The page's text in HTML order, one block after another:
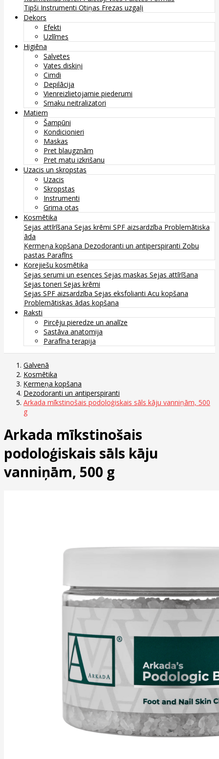
Tipši Instrumenti Otiņas Frezas uzgaļi
Dekors
Efekti
Uzlīmes
Higiēna
Salvetes
Vates diskiņi
Cimdi
Depilācija
Vienreizlietojamie piederumi
Smaku neitralizatori
Matiem
Šampūni
Kondicionieri
Maskas
Pret blaugznām
Pret matu izkrišanu
Uzacis un skropstas
Uzacis
Skropstas
Instrumenti
Grima otas
Kosmētika
Sejas attīrīšana Sejas krēmi SPF aizsardzība Problemātiska
āda
Ķermeņa kopšana Dezodoranti un antiperspiranti Zobu
pastas Parafīns
Korejiešu kosmētika
Sejas serumi un esences Sejas maskas Sejas attīrīšana
Sejas toneri Sejas krēmi
Sejas SPF aizsardzība Sejas eksfolianti Acu kopšana
Problemātiskas ādas kopšana
Raksti
Pircēju pieredze un analīze
Sastāva anatomija
Parafīna terapija
Galvenā
Kosmētika
Ķermeņa kopšana
Dezodoranti un antiperspiranti
Arkada mīkstinošais podoloģiskais sāls kāju vanniņām, 500
g
Arkada mīkstinošais
podoloģiskais sāls kāju
vanniņām, 500 g